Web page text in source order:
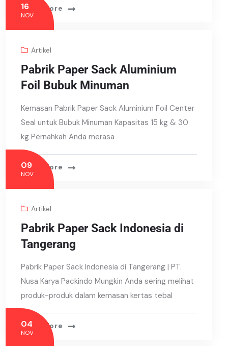
Read More
16
NOV
Artikel
Pabrik Paper Sack Aluminium
Foil Bubuk Minuman
Kemasan Pabrik Paper Sack Aluminium Foil Center
Seal untuk Bubuk Minuman Kapasitas 15 kg & 30
kg Pernahkah Anda merasa
Read More
09
NOV
Artikel
Pabrik Paper Sack Indonesia di
Tangerang
Pabrik Paper Sack Indonesia di Tangerang | PT.
Nusa Karya Packindo Mungkin Anda sering melihat
produk-produk dalam kemasan kertas tebal
Read More
04
NOV